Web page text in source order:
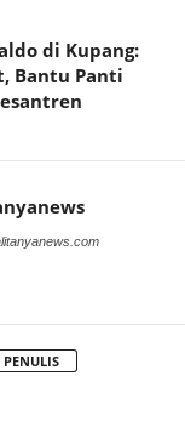
di Kupang:
Bantu Panti